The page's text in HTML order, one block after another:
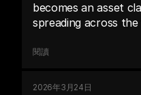
becomes an asset
spreading across
閱讀
2026年3月24日